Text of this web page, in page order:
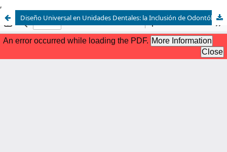
,
Diseño Universal en Unidades Dentales: la Inclusión de Odontólogos Zurdos